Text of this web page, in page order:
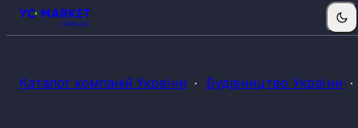
Каталог компаній України Будівництво України